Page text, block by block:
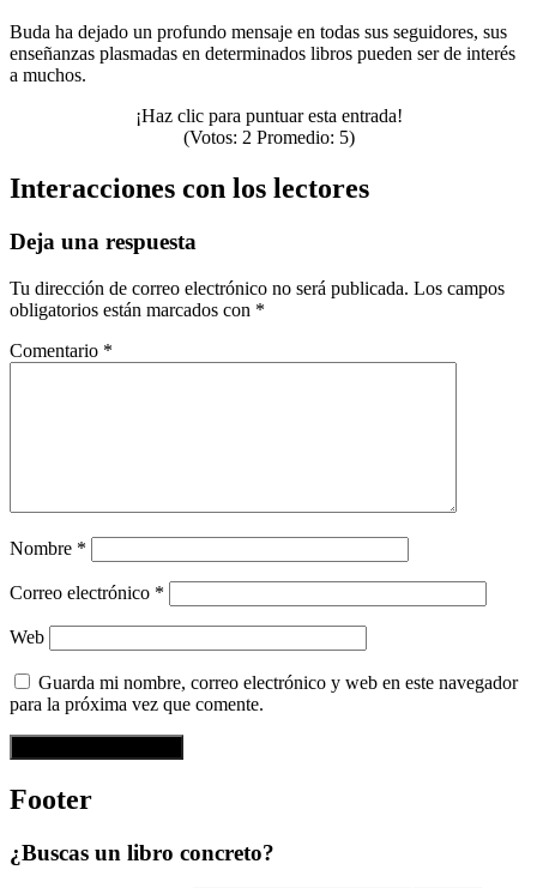
Buda ha dejado un profundo mensaje en todas sus seguidores, sus
enseñanzas plasmadas en determinados libros pueden ser de interés
a muchos.
¡Haz clic para puntuar esta entrada!
(Votos: 2 Promedio: 5)
Interacciones con los lectores
Deja una respuesta
Tu dirección de correo electrónico no será publicada. Los campos
obligatorios están marcados con *
Comentario *
Nombre *
Correo electrónico *
Web
Guarda mi nombre, correo electrónico y web en este navegador
para la próxima vez que comente.
Footer
¿Buscas un libro concreto?